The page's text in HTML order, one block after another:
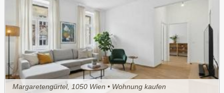
Margaretengürtel, 1050 Wien • Wohnung kaufen